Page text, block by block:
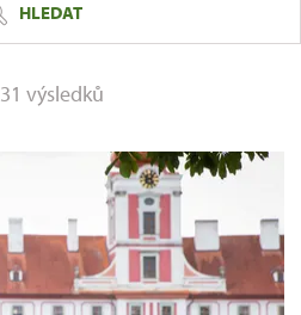
HLEDAT
31 výsledků